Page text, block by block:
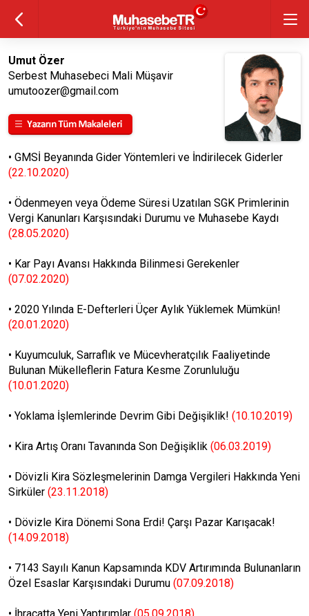
Umut Özer
Serbest Muhasebeci Mali Müşavir
umutoozer@gmail.com
• GMSİ Beyanında Gider Yöntemleri ve İndirilecek Giderler
(22.10.2020)
• Ödenmeyen veya Ödeme Süresi Uzatılan SGK Primlerinin
Vergi Kanunları Karşısındaki Durumu ve Muhasebe Kaydı
(28.05.2020)
• Kar Payı Avansı Hakkında Bilinmesi Gerekenler
(07.02.2020)
• 2020 Yılında E-Defterleri Üçer Aylık Yüklemek Mümkün!
(20.01.2020)
• Kuyumculuk, Sarraflık ve Mücevheratçılık Faaliyetinde
Bulunan Mükelleflerin Fatura Kesme Zorunluluğu
(10.01.2020)
• Yoklama İşlemlerinde Devrim Gibi Değişiklik! (10.10.2019)
• Kira Artış Oranı Tavanında Son Değişiklik (06.03.2019)
• Dövizli Kira Sözleşmelerinin Damga Vergileri Hakkında Yeni
Sirküler (23.11.2018)
• Dövizle Kira Dönemi Sona Erdi! Çarşı Pazar Karışacak!
(14.09.2018)
• 7143 Sayılı Kanun Kapsamında KDV Artırımında Bulunanların
Özel Esaslar Karşısındaki Durumu (07.09.2018)